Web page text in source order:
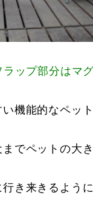
ラップ部分はマ
機能的なペット
でペットの大
き来きるよう